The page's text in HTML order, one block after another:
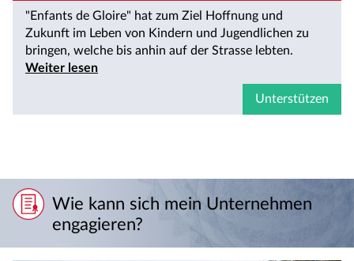
"Enfants de Gloire" hat zum Ziel Hoffnung und
Zukunft im Leben von Kindern und Jugendlichen zu
bringen, welche bis anhin auf der Strasse lebten.
Weiter lesen
Unterstützen
Wie kann sich mein Unternehmen
engagieren?